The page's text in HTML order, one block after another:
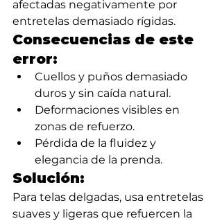
afectadas negativamente por
entretelas demasiado rígidas.
Consecuencias de este
error:
Cuellos y puños demasiado
duros y sin caída natural.
Deformaciones visibles en
zonas de refuerzo.
Pérdida de la fluidez y
elegancia de la prenda.
Solución:
Para telas delgadas, usa entretelas
suaves y ligeras que refuercen la